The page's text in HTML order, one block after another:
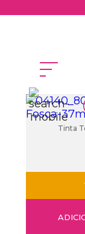
Página inicial
Tinta